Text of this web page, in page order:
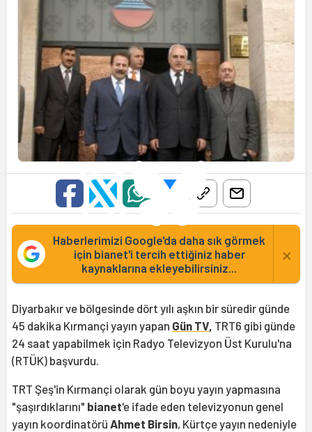
Haberlerimizi Google'da daha sık görmek
için bianet'i tercih ettiğiniz haber
kaynaklarına ekleyebilirsiniz...
×
Diyarbakır ve bölgesinde dört yılı aşkın bir süredir günde
45 dakika Kırmançi yayın yapan Gün TV, TRT6 gibi günde
24 saat yapabilmek için Radyo Televizyon Üst Kurulu'na
(RTÜK) başvurdu.
TRT Şeş'in Kırmançi olarak gün boyu yayın yapmasına
"şaşırdıklarını" bianet'e ifade eden televizyonun genel
yayın koordinatörü Ahmet Birsin, Kürtçe yayın nedeniyle